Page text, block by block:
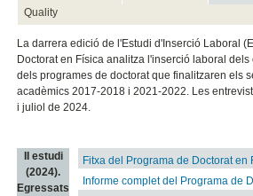
Quality
La darrera edició de l'Estudi d'Inserció Laboral
Doctorat en Física analitza l'inserció laboral
dels programes de doctorat que finalitzaren els
acadèmics 2017-2018 i 2021-2022. Les
i juliol de 2024.
II estudi
(2024).
Egressats
Fitxa del Programa de Doctorat en
Informe complet del Programa de